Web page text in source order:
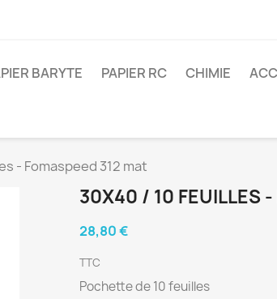
BARYTE PAPIER RC CHIMIE
- Fomaspeed 312 mat
30X40 / 10 FEUILLES
28,80 €
TTC
Pochette de 10 feuilles